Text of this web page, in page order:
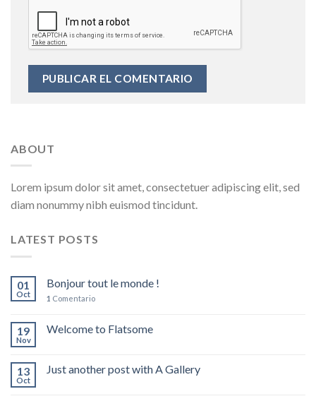
ABOUT
Lorem ipsum dolor sit amet, consectetuer adipiscing elit, sed
diam nonummy nibh euismod tincidunt.
LATEST POSTS
01
Oct
Bonjour tout le monde !
1 Comentario
19
Nov
Welcome to Flatsome
13
Oct
Just another post with A Gallery